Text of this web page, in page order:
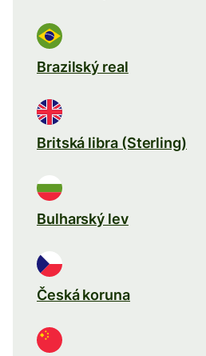
Brazilský real
Britská libra (Sterling)
Bulharský lev
Česká koruna